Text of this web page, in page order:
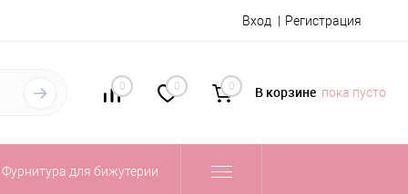
Вход Регистрация
0 0 0 В корзине пока пусто
Фурнитура для бижутерии